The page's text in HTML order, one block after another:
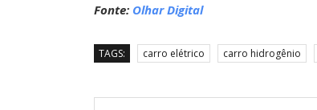
Fonte: Olhar Digital
TAGS: carro elétrico carro hidrogênio